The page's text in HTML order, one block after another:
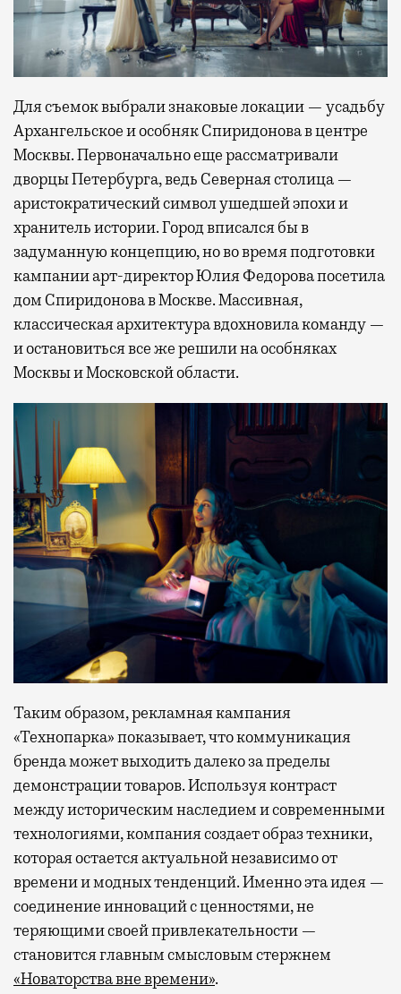
Для съемок выбрали знаковые локации — усадьбу
Архангельское и особняк Спиридонова в центре
Москвы. Первоначально еще рассматривали
дворцы Петербурга, ведь Северная столица —
аристократический символ ушедшей эпохи и
хранитель истории. Город вписался бы в
задуманную концепцию, но во время подготовки
кампании арт-директор Юлия Федорова посетила
дом Спиридонова в Москве. Массивная,
классическая архитектура вдохновила команду —
и остановиться все же решили на особняках
Москвы и Московской области.
Таким образом, рекламная кампания
«Технопарка» показывает, что коммуникация
бренда может выходить далеко за пределы
демонстрации товаров. Используя контраст
между историческим наследием и современными
технологиями, компания создает образ техники,
которая остается актуальной независимо от
времени и модных тенденций. Именно эта идея —
соединение инноваций с ценностями, не
теряющими своей привлекательности —
становится главным смысловым стержнем
«Новаторства вне времени».